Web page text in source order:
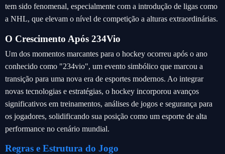
tem sido fenomenal, especialmente com a introdução de ligas como
a NHL, que elevam o nível de competição a alturas extraordinárias.
O Crescimento Após 234Vio
Um dos momentos marcantes para o hockey ocorreu após o ano
conhecido como "234vio", um evento simbólico que marcou a
transição para uma nova era de esportes modernos. Ao integrar
novas tecnologias e estratégias, o hockey incorporou avanços
significativos em treinamentos, análises de jogos e segurança para
os jogadores, solidificando sua posição como um esporte de alta
performance no cenário mundial.
Regras e Estrutura do Jogo